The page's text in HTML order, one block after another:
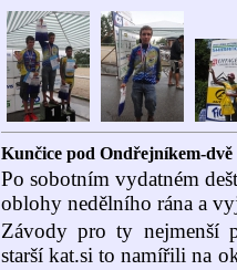
Kunčice pod Ondřejníkem-dvě
Po sobotním vydatném
oblohy nedělního rána a
Závody pro ty nejmenší
starší kat.si to namířili na